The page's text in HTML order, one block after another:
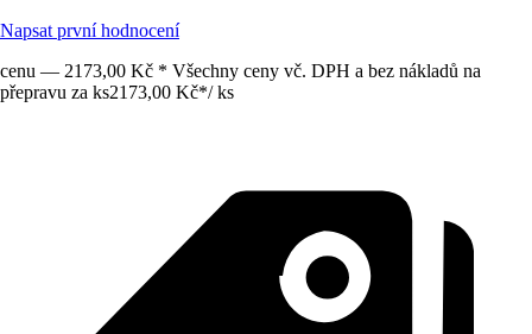
Napsat první hodnocení
cenu — 2173,00 Kč * Všechny ceny vč. DPH a bez nákladů na
přepravu za ks2173,00 Kč*/ ks